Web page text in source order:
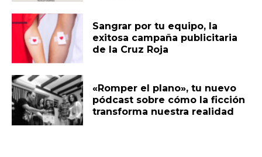
Sangrar por tu equipo, la
exitosa campaña publicitaria
de la Cruz Roja
«Romper el plano», tu nuevo
pódcast sobre cómo la ficción
transforma nuestra realidad